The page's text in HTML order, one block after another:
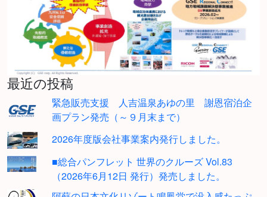
最近の投稿
緊急販売支援 人吉温泉あゆの里 謝恩宿泊企
画プラン発売（～９月末まで）
2026年度版会社事業案内発行しました。
■総合パンフレット 世界のクルーズ Vol.83
（2026年6月12日 発行）発売しました。